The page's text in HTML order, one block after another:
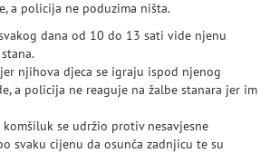
a policija ne poduzima ništa.
dana od 10 do 13 sati vide njenu
njihova djeca se igraju ispod njenog
a policija ne reaguje na žalbe stanara jer im
se udržio protiv nesavjesne
svaku cijenu da osunča zadnjicu te su